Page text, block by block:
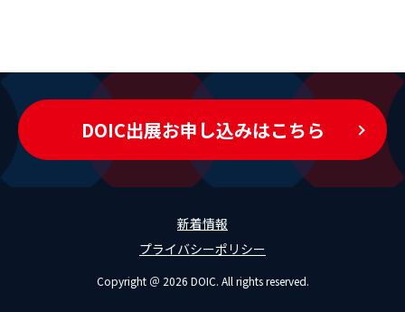
DOIC出展お申し込みはこちら
新着情報
プライバシーポリシー
Copyright ＠ 2026 DOIC. All rights reserved.